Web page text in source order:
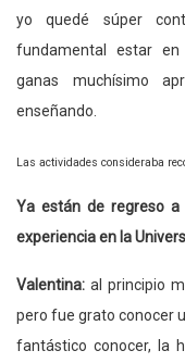
yo quedé súper
fundamental estar
ganas muchísimo
enseñando.
Las actividades consideraba
Ya están de regreso a
experiencia en la
Valentina: al principio
pero fue grato conocer
fantástico conocer, la